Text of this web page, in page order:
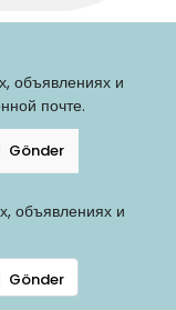
объявлениях и
почте.
Gönder
объявлениях и
Gönder